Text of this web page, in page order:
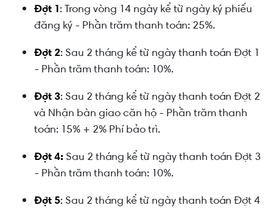
Đợt 1: Trong vòng 14 ngày kể từ ngày ký phiếu
đăng ký - Phần trăm thanh toán: 25%.
Đợt 2: Sau 2 tháng kể từ ngày thanh toán Đợt 1
- Phần trăm thanh toán: 10%.
Đợt 3: Sau 2 tháng kể từ ngày thanh toán Đợt 2
và Nhận bàn giao căn hộ - Phần trăm thanh
toán: 15% + 2% Phí bảo trì.
Đợt 4: Sau 2 tháng kể từ ngày thanh toán Đợt 3
- Phần trăm thanh toán: 10%.
Đợt 5: Sau 2 tháng kể từ ngày thanh toán Đợt 4